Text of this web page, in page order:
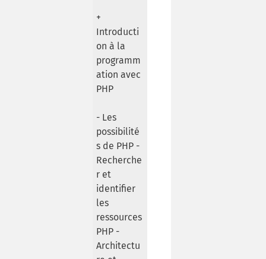
+
Introducti
on à la
programm
ation avec
PHP
- Les
possibilité
s de PHP -
Recherche
r et
identifier
les
ressources
PHP -
Architectu